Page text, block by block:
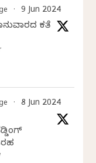
· 9 Jun 2024
ಕತೆ
· 8 Jun 2024